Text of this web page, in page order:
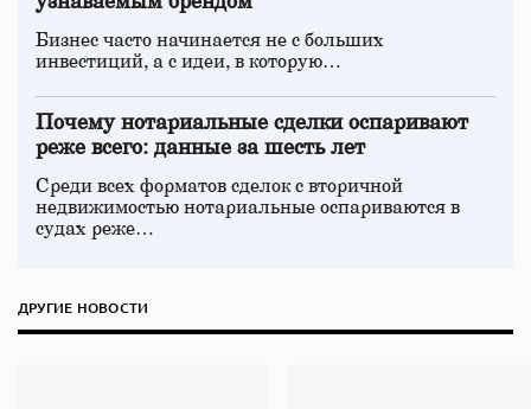
Бизнес часто начинается не с больших
инвестиций, а с идеи, в которую…
Почему нотариальные сделки оспаривают
реже всего: данные за шесть лет
Среди всех форматов сделок с вторичной
недвижимостью нотариальные оспариваются в
судах реже…
ДРУГИЕ НОВОСТИ